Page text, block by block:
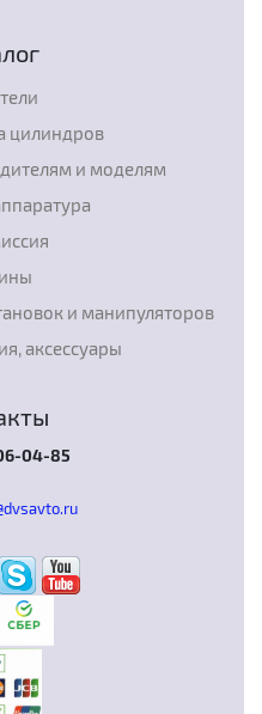
цилиндров
и моделям
и манипуляторов
аксессуары
04-85